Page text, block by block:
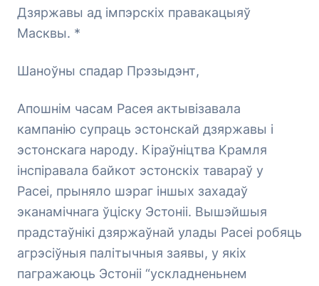
Дзяржавы ад імпэрскіх правакацыяў
Масквы. *
Шаноўны спадар Прэзыдэнт,
Апошнім часам Расея актывізавала
кампанію супраць эстонскай дзяржавы і
эстонскага народу. Кіраўніцтва Крамля
інспіравала байкот эстонскіх тавараў у
Расеі, прыняло шэраг іншых захадаў
эканамічнага ўціску Эстоніі. Вышэйшыя
прадстаўнікі дзяржаўнай улады Расеі робяць
агрэсіўныя палітычныя заявы, у якіх
пагражаюць Эстоніі “ускладненьнем